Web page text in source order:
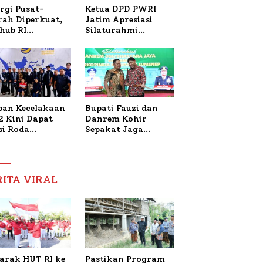
Pusat-
Diperkuat,
RI
Bahas
KM
Sentosa II
Ketua DPD PWRI
Jatim Apresiasi
Silaturahmi
dan PWRI, Sebut
Kemitraan Ideal
Polri-Pers
Kecelakaan
Kini Dapat
Roda
Nabil
Bupati Fauzi dan
Danrem Kohir
Sepakat Jaga
VIRAL
HUT RI ke
Pastikan Program